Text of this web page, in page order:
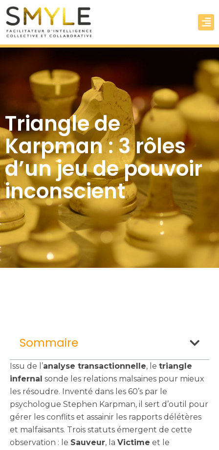
Triangle de
Karpman : 3 rôles
d’un jeu de pouvoir
inconscient
Sommaire
Issu de l’analyse transactionnelle, le triangle
infernal sonde les relations malsaines pour mieux
les résoudre. Inventé dans les 60’s par le
psychologue Stephen Karpman, il sert d’outil pour
gérer les conflits et assainir les rapports délétères
et malfaisants. Trois statuts émergent de cette
observation : le Sauveur, la Victime et le